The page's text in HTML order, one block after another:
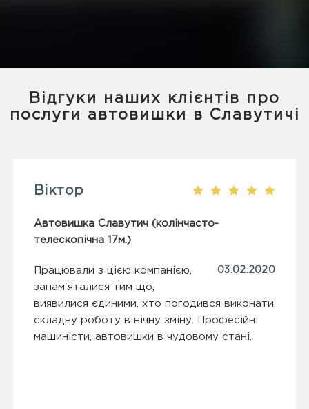
Відгуки наших клієнтів про
послуги автовишки в Славутичі
Віктор
Автовишка Славутич (колінчасто-
телескопічна 17м.)
03.02.2020
Працювали з цією компанією,
запам'яталися тим що,
виявилися єдиними, хто погодився виконати
складну роботу в нічну зміну. Професійні
машиністи, автовишки в чудовому стані.